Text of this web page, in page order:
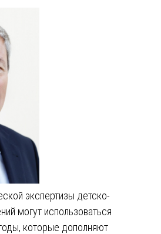
экспертизы детско-
могут использоваться
которые дополняют